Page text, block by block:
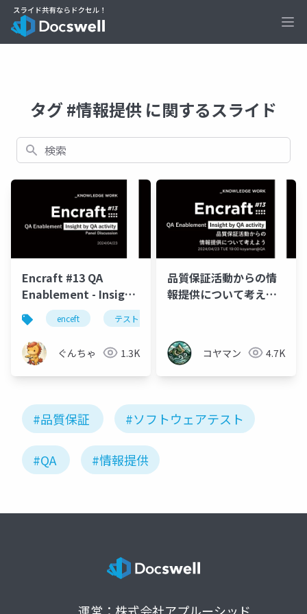
タグ #情報提供 に関するスライド
検索
Encraft #13 QA
Enablement - Insight
by QA activity パネル
ディスカッション
enceft テスト
ぐんちゃ 1.3K
品質保証活動からの情
報提供について考えよ
コヤマン 4.7K
#品質保証 #ソフトウェアテスト
#QA #情報提供
運営：株式会社アプルーシッド